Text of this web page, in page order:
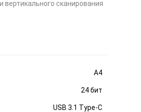
сканирования
A4
24 бит
USB 3.1 Type-C